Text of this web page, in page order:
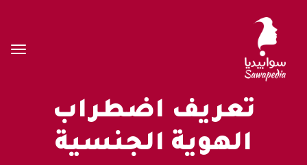
تعريف اضطراب
الهوية الجنسية